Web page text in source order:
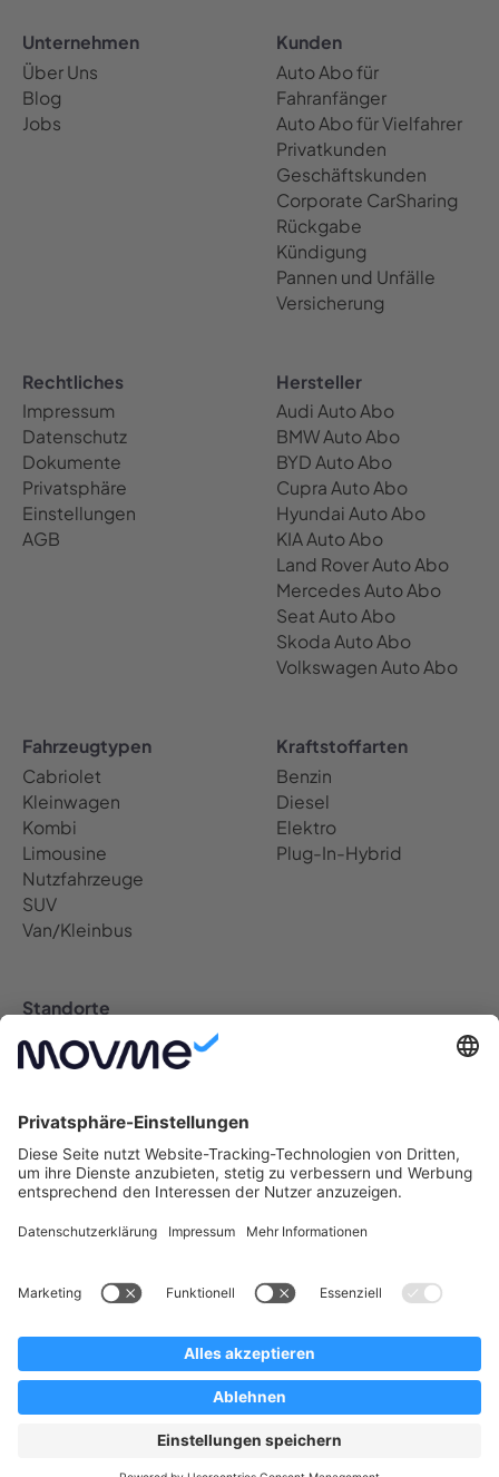
Unternehmen
Über Uns
Blog
Jobs
Kunden
Auto Abo für
Fahranfänger
Auto Abo für Vielfahrer
Privatkunden
Geschäftskunden
Corporate CarSharing
Rückgabe
Kündigung
Pannen und Unfälle
Versicherung
Rechtliches
Impressum
Datenschutz
Dokumente
Privatsphäre
Einstellungen
AGB
Hersteller
Audi Auto Abo
BMW Auto Abo
BYD Auto Abo
Cupra Auto Abo
Hyundai Auto Abo
KIA Auto Abo
Land Rover Auto Abo
Mercedes Auto Abo
Seat Auto Abo
Skoda Auto Abo
Volkswagen Auto Abo
Fahrzeugtypen
Cabriolet
Kleinwagen
Kombi
Limousine
Nutzfahrzeuge
SUV
Van/Kleinbus
Kraftstoffarten
Benzin
Diesel
Elektro
Plug-In-Hybrid
Standorte
Auto Abo Deutschland
Berlin Auto Abo
Dresden Auto Abo
Düsseldorf Auto Abo
Frankfurt Auto Abo
Hamburg Auto Abo
Köln Auto Abo
München Auto Abo
Stuttgart Auto Abo